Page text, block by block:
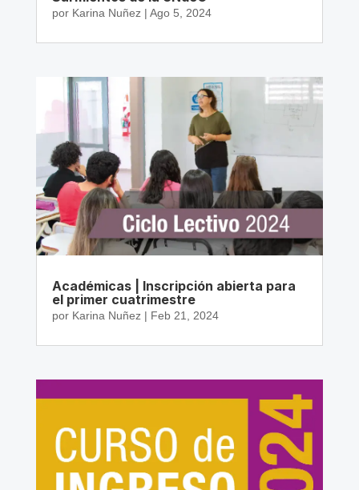
por Karina Nuñez| Ago 5, 2024
Académicas | Inscripción abierta para
el primer cuatrimestre
por Karina Nuñez| Feb 21, 2024